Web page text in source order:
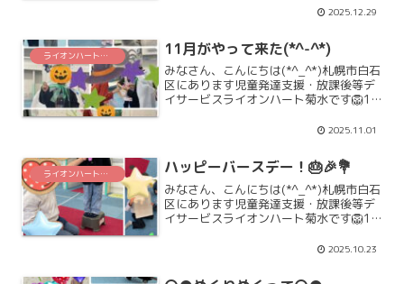
みんなで「ヤッホー🎵」と楽しそうです
2025.12.29
ライオンハート菊水 11月がやって来た(*^-^*)
みなさん、こんにちは(*^_^*)札幌市白石
区にあります児童発達支援・放課後等デ
イサービスライオンハート菊水です🦁11
です☔ライオンハートの子どもたちはみ
昨日の🎃ハロウ...
2025.11.01
ライオンハート菊水 ハッピーバースデー！🎂🎉💐
みなさん、こんにちは(*^_^*)札幌市白石
区にあります児童発達支援・放課後等デ
イサービスライオンハート菊水です🦁10
みんなでインタビューかっこよく応えて
2025.10.23